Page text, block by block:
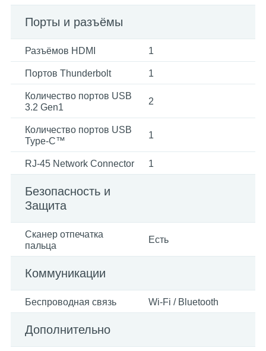
Порты и разъёмы
Разъёмов HDMI 1
Портов Thunderbolt 1
Количество портов USB
3.2 Gen1
2
Количество портов USB
Type-C™
1
RJ-45 Network Connector 1
Безопасность и
Защита
Сканер отпечатка
пальца
Есть
Коммуникации
Беспроводная связь Wi-Fi / Bluetooth
Дополнительно